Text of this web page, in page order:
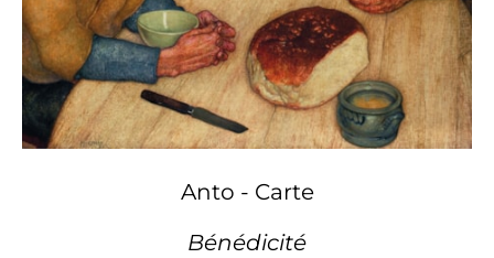
Anto - Carte
Bénédicité